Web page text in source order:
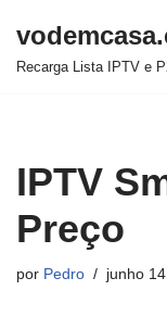
Pular
Recarga Lista IPTV e
IPTV
Preço
por Pedro junho